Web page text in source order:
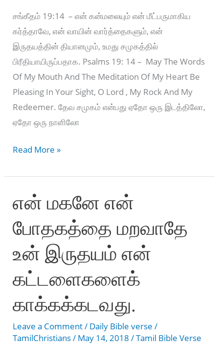
சங்கீதம் 19:14 – என் கன்மலையும் என் மீட்பருமாகிய
கர்த்தாவே, என் வாயின் வார்த்தைகளும், என்
இருதயத்தின் தியானமும், உமது சமுகத்தில்
பிரீதியாயிருப்பதாக. Psalms 19: 14 – May The Words
Of My Mouth And The Meditation Of My Heart Be
Pleasing In Your Sight, O Lord , My Rock And My
Redeemer. தேவ சமுகம் என்பது ஏதோ ஒரு இடத்திலோ,
ஏதோ ஒரு நாளிலோ
“
with
JESUS
“
-
19:14
Bro.Mohan
C.Lazarus
Read More »
என் மகனே என்
போதகத்தை மறவாதே
உன் இருதயம் என்
கட்டளைகளைக்
காக்கக்கடவது.
Leave a Comment/ Daily Bible verse /
TamilChristians/ May 14, 2018/Tamil Bible Verse